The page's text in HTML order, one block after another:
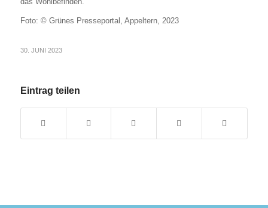
Foto: © Grünes Presseportal, Appeltern, 2023
30. JUNI 2023
Eintrag teilen